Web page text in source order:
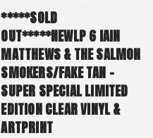
*****SOLD
OUT*****NEWLP 6 IAIN
MATTHEWS & THE SALMON
SMOKERS/FAKE TAN –
SUPER SPECIAL LIMITED
EDITION CLEAR VINYL &
ARTPRINT